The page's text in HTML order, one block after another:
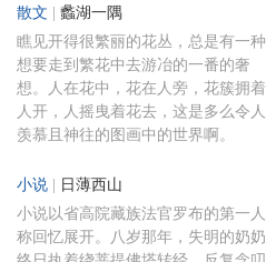
散文 蠡湖一隅
瞧见开得很繁丽的花丛，总是有一种
想要走到繁花中去游冶的一番的奢
想。人在花中，花在人旁，花簇拥着
人开，人摇曳着花去，这是多么令人
羡慕且神往的图画中的世界啊。
小说 日薄西山
小说以省高院藏族法官罗布的第一人
称回忆展开。八岁那年，失明的奶奶